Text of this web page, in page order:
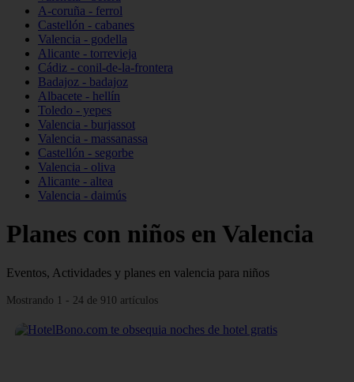
A-coruña - ferrol
Castellón - cabanes
Valencia - godella
Alicante - torrevieja
Cádiz - conil-de-la-frontera
Badajoz - badajoz
Albacete - hellín
Toledo - yepes
Valencia - burjassot
Valencia - massanassa
Castellón - segorbe
Valencia - oliva
Alicante - altea
Valencia - daimús
Planes con niños en Valencia
Eventos, Actividades y planes en valencia para niños
Mostrando 1 - 24 de 910 artículos